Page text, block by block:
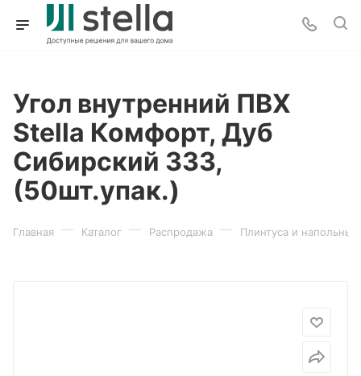
Угол внутренний ПВХ
Stella Комфорт, Дуб
Сибирский 333,
(50шт.упак.)
Главная — Каталог — Распродажа — Плинтуса и